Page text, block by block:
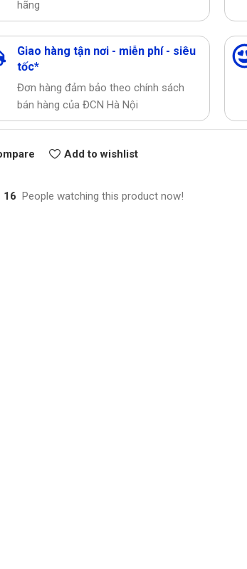
hãng
Giao hàng tận nơi - miễn phí - siêu
tốc*
Đơn hàng đảm bảo theo chính sách
bán hàng của ĐCN Hà Nội
Add to wishlist
16 People watching this product now!